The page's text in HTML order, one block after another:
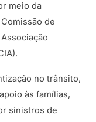
meio da
de
no trânsito,
às famílias,
sinistros de